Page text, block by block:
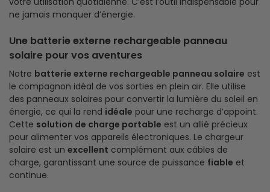
ne jamais manquer d’énergie.
Une batterie externe rechargeable panneau
solaire pour vos aventures
Notre batterie externe rechargeable panneau solaire est
le compagnon idéal de vos sorties en plein air. Elle utilise
des panneaux solaires pour convertir la lumière du soleil en
énergie, ce qui la rend idéale pour une recharge d’appoint.
Cette solution de charge portable est un allié précieux
pour alimenter vos appareils électroniques. Le chargeur
solaire est un excellent complément aux câbles de
charge, garantissant une source de puissance fiable et
continue.